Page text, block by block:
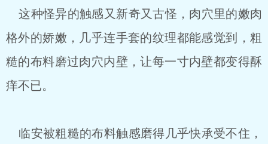
这种怪异的触感又新奇又古怪，肉穴里的嫩肉
格外的娇嫩，几乎连手套的纹理都能感觉到，粗
糙的布料磨过肉穴内壁，让每一寸内壁都变得酥
痒不已。
临安被粗糙的布料触感磨得几乎快承受不住，